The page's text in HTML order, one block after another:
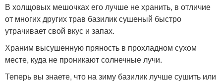
В холщовых мешочках его лучше не хранить, в отличие
от многих других трав базилик сушеный быстро
утрачивает свой вкус и запах.
Храним высушенную пряность в прохладном сухом
месте, куда не проникают солнечные лучи.
Теперь вы знаете, что на зиму базилик лучше сушить или